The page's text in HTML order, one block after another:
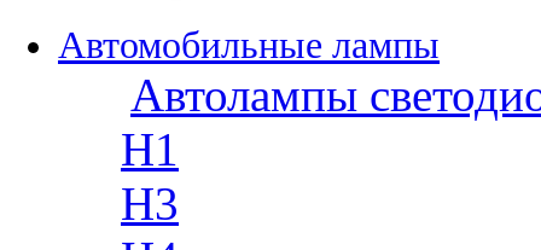
Автомобильные лампы
Автолампы
H1
H3